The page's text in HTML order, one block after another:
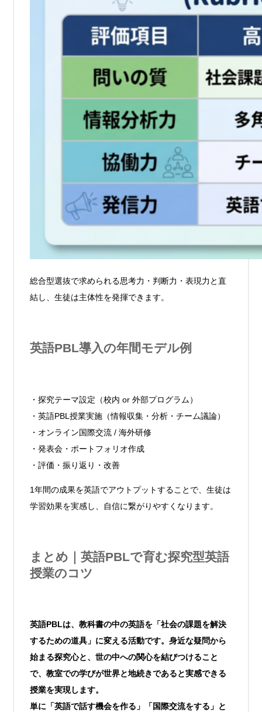
総合型選抜で求められる思考力・判断力・表現力と直
結し、生徒は主体性を発揮できます。
英語PBL導入の年間モデル例
・探究テーマ設定（校内 or 外部プログラム）
・英語PBL授業実施（情報収集・分析・チーム議論）
・オンライン国際交流 / 海外研修
・発表会・ポートフォリオ作成
・評価・振り返り・改善
1年間の成果を英語でアウトプットすることで、生徒は
学習効果を実感し、自信に繋がりやすくなります。
まとめ｜英語PBLで育む探究型英語
授業のコツ
英語PBLは、教科書の中の英語を「社会の課題を解決
するための道具」に変える活動です。身近な疑問から
始まる探究心と、世の中への関心を結びつけること
で、教室での学びが世界と地続きであると実感できる
授業を実現します。
単に「英語で話す機会を作る」「国際交流をする」と